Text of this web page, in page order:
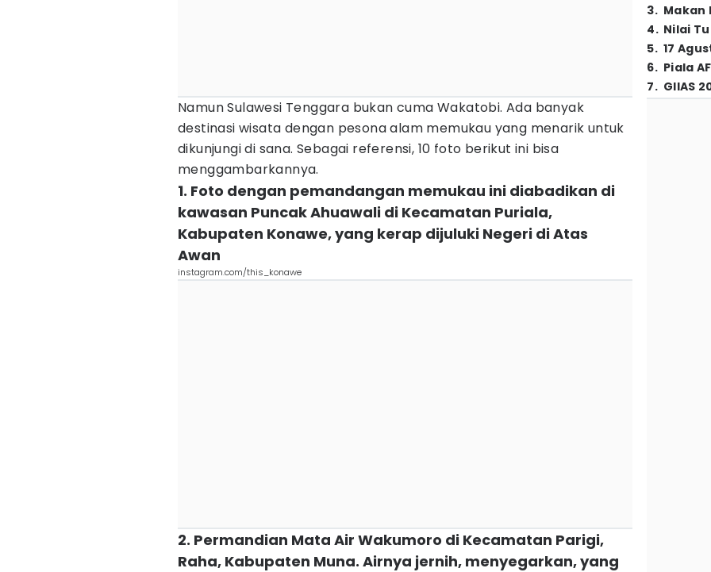
Namun Sulawesi Tenggara bukan cuma Wakatobi. Ada banyak
destinasi wisata dengan pesona alam memukau yang menarik untuk
dikunjungi di sana. Sebagai referensi, 10 foto berikut ini bisa
menggambarkannya.
1. Foto dengan pemandangan memukau ini diabadikan di
kawasan Puncak Ahuawali di Kecamatan Puriala,
Kabupaten Konawe, yang kerap dijuluki Negeri di Atas
Awan
instagram.com/this_konawe
2. Permandian Mata Air Wakumoro di Kecamatan Parigi,
Raha, Kabupaten Muna. Airnya jernih, menyegarkan, yang
3. Makan
4. Nilai
5. 17
6. Piala
7. GIIAS